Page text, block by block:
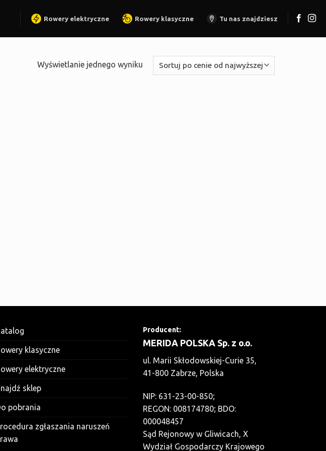
Rowery elektryczne Rowery klasyczne Tu nas znajdziesz
Wyświetlanie jednego wyniku
klasyczne
elektryczne
sklep
pobrania
zgłaszania naruszeń
Producent:
MERIDA POLSKA Sp. z o.o.
ul. Marii Skłodowskiej-Curie 35,
41-800 Zabrze, Polska
NIP: 631-23-00-850;
REGON: 008174780; BDO:
000048457
Sąd Rejonowy w Gliwicach, X
Wydział Gospodarczy Krajowego